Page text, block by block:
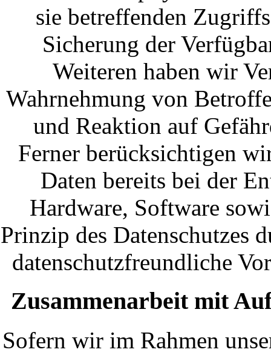
sie betreffenden
Sicherung der
Weiteren haben wir
Wahrnehmung von
und Reaktion auf
Ferner berücksichtigen
Daten bereits bei der
Hardware, Software
Prinzip des Datenschutzes
datenschutzfreundliche
Zusammenarbeit mit
Sofern wir im Rahmen